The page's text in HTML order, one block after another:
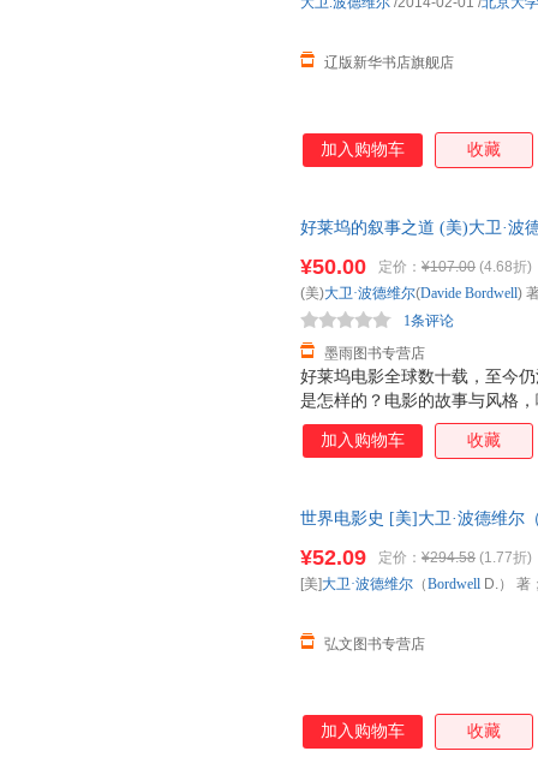
辽版新华书店旗舰店
加入购物车 收藏
好莱坞的叙事之道 (美)大卫·波
购！
好莱坞电影全球数十载，至今
是怎样的？电影的故事与风格
析，带你寻找电影中的小秘密
以“叫好又叫座”！
¥50.00 定价： ¥107.00 (4.68折)
墨雨图书专营店
1条评论
(美)大卫·波德维尔(Davide Bordwell)
加入购物车 收藏
世界电影史 [美]大卫·波德维尔
¥52.09 定价： ¥294.58 (1.77折)
弘文图书专营店
[美]大卫·波德维尔 （Bordwell D.） 著
加入购物车 收藏